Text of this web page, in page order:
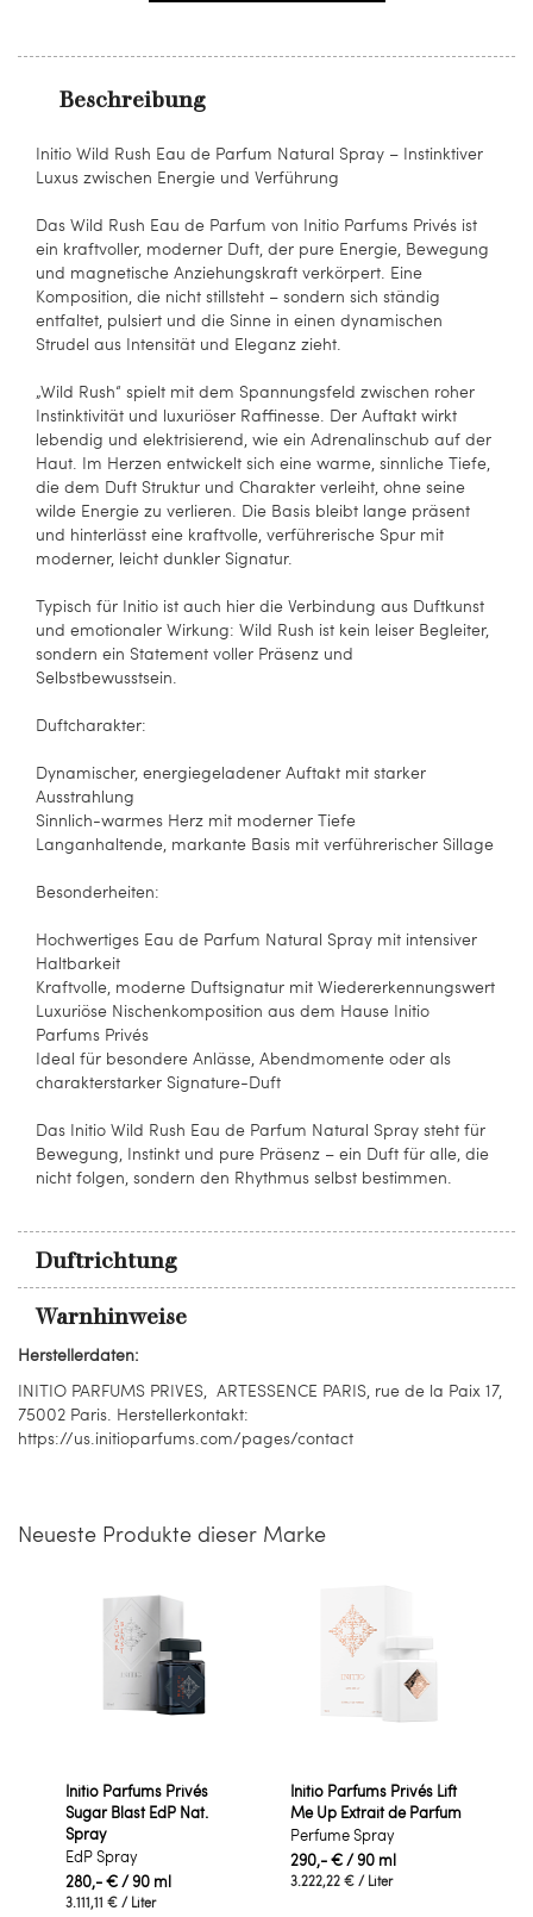
Beschreibung
Initio Wild Rush Eau de Parfum Natural Spray – Instinktiver
Luxus zwischen Energie und Verführung
Das Wild Rush Eau de Parfum von Initio Parfums Privés ist
ein kraftvoller, moderner Duft, der pure Energie, Bewegung
und magnetische Anziehungskraft verkörpert. Eine
Komposition, die nicht stillsteht – sondern sich ständig
entfaltet, pulsiert und die Sinne in einen dynamischen
Strudel aus Intensität und Eleganz zieht.
„Wild Rush“ spielt mit dem Spannungsfeld zwischen roher
Instinktivität und luxuriöser Raffinesse. Der Auftakt wirkt
lebendig und elektrisierend, wie ein Adrenalinschub auf der
Haut. Im Herzen entwickelt sich eine warme, sinnliche Tiefe,
die dem Duft Struktur und Charakter verleiht, ohne seine
wilde Energie zu verlieren. Die Basis bleibt lange präsent
und hinterlässt eine kraftvolle, verführerische Spur mit
moderner, leicht dunkler Signatur.
Typisch für Initio ist auch hier die Verbindung aus Duftkunst
und emotionaler Wirkung: Wild Rush ist kein leiser Begleiter,
sondern ein Statement voller Präsenz und
Selbstbewusstsein.
Duftcharakter:
Dynamischer, energiegeladener Auftakt mit starker
Ausstrahlung
Sinnlich-warmes Herz mit moderner Tiefe
Langanhaltende, markante Basis mit verführerischer Sillage
Besonderheiten:
Hochwertiges Eau de Parfum Natural Spray mit intensiver
Haltbarkeit
Kraftvolle, moderne Duftsignatur mit Wiedererkennungswert
Luxuriöse Nischenkomposition aus dem Hause Initio
Parfums Privés
Ideal für besondere Anlässe, Abendmomente oder als
charakterstarker Signature-Duft
Das Initio Wild Rush Eau de Parfum Natural Spray steht für
Bewegung, Instinkt und pure Präsenz – ein Duft für alle, die
nicht folgen, sondern den Rhythmus selbst bestimmen.
Duftrichtung
Warnhinweise
Herstellerdaten:
INITIO PARFUMS PRIVES, ARTESSENCE PARIS, rue de la Paix 17,
75002 Paris. Herstellerkontakt:
https://us.initioparfums.com/pages/contact
Neueste Produkte dieser Marke
Initio Parfums Privés
Sugar Blast EdP Nat.
Spray
EdP Spray
280,- €/ 90 ml
3.111,11 € / Liter
Initio Parfums Privés Lift
Me Up Extrait de Parfum
Perfume Spray
290,- €/ 90 ml
3.222,22 € / Liter